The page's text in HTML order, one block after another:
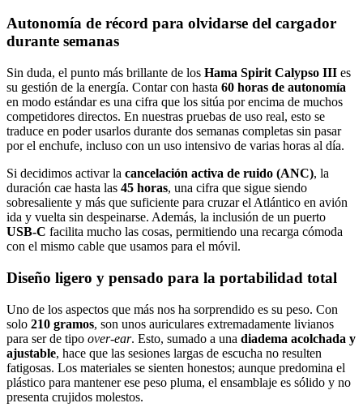
Autonomía de récord para olvidarse del cargador
durante semanas
Sin duda, el punto más brillante de los Hama Spirit Calypso III es
su gestión de la energía. Contar con hasta 60 horas de autonomía
en modo estándar es una cifra que los sitúa por encima de muchos
competidores directos. En nuestras pruebas de uso real, esto se
traduce en poder usarlos durante dos semanas completas sin pasar
por el enchufe, incluso con un uso intensivo de varias horas al día.
Si decidimos activar la cancelación activa de ruido (ANC), la
duración cae hasta las 45 horas, una cifra que sigue siendo
sobresaliente y más que suficiente para cruzar el Atlántico en avión
ida y vuelta sin despeinarse. Además, la inclusión de un puerto
USB-C facilita mucho las cosas, permitiendo una recarga cómoda
con el mismo cable que usamos para el móvil.
Diseño ligero y pensado para la portabilidad total
Uno de los aspectos que más nos ha sorprendido es su peso. Con
solo 210 gramos, son unos auriculares extremadamente livianos
para ser de tipo over-ear. Esto, sumado a una diadema acolchada y
ajustable, hace que las sesiones largas de escucha no resulten
fatigosas. Los materiales se sienten honestos; aunque predomina el
plástico para mantener ese peso pluma, el ensamblaje es sólido y no
presenta crujidos molestos.